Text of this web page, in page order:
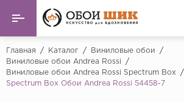
Назад
Виниловые обои
Главная / Каталог / Виниловые обои
/
Виниловые обои Andrea Rossi
/
Виниловые обои Andrea Rossi Spectrum Box
/
Spectrum Box Обои Andrea Rossi 54458-7